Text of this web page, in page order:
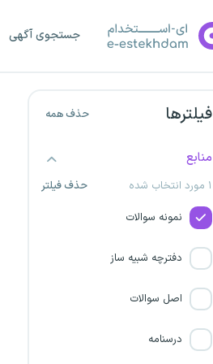
جستجوی آگهی
فیلترها حذف همه
منابع
۱ مورد انتخاب شده
حذف فیلتر
نمونه سوالات
دفترچه شبیه ساز
اصل سوالات
درسنامه
تولید کنندگان
کمیساریای عالی سازمان ملل
شرکت فولاد خوزستان
سازمان بسیج مستضعفین
شرکت خیام سپهر فولاد نیشابور
سازمان مجری ساختمانها و
تاسیسات دولتی و عمومی